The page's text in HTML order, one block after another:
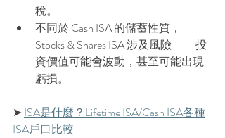
稅。
不同於 Cash ISA 的儲蓄性質，
Stocks & Shares ISA 涉及風險 —— 投
資價值可能會波動，甚至可能出現
虧損。
➤ ISA是什麼？Lifetime ISA/Cash ISA各種
ISA戶口比較